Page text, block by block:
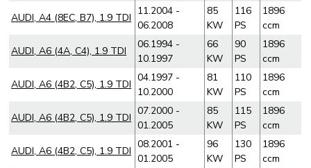
AUDI, A4 (8EC, B7), 1.9 TDI
11.2004 -
06.2008
85
KW
116
PS
1896
ccm
AUDI, A6 (4A, C4), 1.9 TDI
06.1994 -
10.1997
66
KW
90
PS
1896
ccm
AUDI, A6 (4B2, C5), 1.9 TDI
04.1997 -
10.2000
81
KW
110
PS
1896
ccm
AUDI, A6 (4B2, C5), 1.9 TDI
07.2000 -
01.2005
85
KW
115
PS
1896
ccm
AUDI, A6 (4B2, C5), 1.9 TDI
08.2001 -
01.2005
96
KW
130
PS
1896
ccm